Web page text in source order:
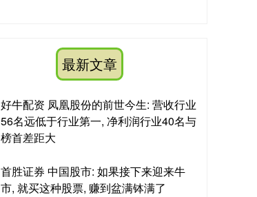
最新文章
好牛配资 凤凰股份的前世今生: 营收行业
56名远低于行业第一, 净利润行业40名与
榜首差距大
首胜证券 中国股市: 如果接下来迎来牛
市, 就买这种股票, 赚到盆满钵满了